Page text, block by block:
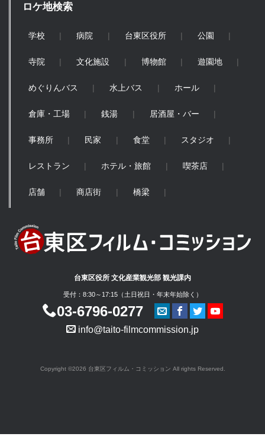
ロケ地検索
学校 病院 台東区役所 公園
寺院 文化施設 博物館 遊園地
めぐりんバス 水上バス ホール
倉庫・工場 銭湯 居酒屋・バー
事務所 民家 食堂 スタジオ
レストラン ホテル・旅館 喫茶店
店舗 商店街 橋梁
台東区役所 文化産業観光部 観光課内
受付：8:30～17:15（土日祝日・年末年始除く）
03-6796-0277
info@taito-filmcommission.jp
Copyright ©2026 台東区フィルム・コミッション All rights Reserved.